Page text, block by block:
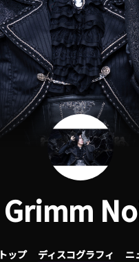
ご利用の流れ
よくある質問
Grimm
トップ ディスコグラフィ ニ